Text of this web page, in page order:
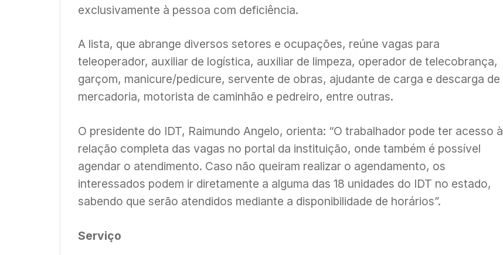
exclusivamente à pessoa com deficiência.
A lista, que abrange diversos setores e ocupações, reúne vagas para
teleoperador, auxiliar de logística, auxiliar de limpeza, operador de telecobrança,
garçom, manicure/pedicure, servente de obras, ajudante de carga e descarga de
mercadoria, motorista de caminhão e pedreiro, entre outras.
O presidente do IDT, Raimundo Angelo, orienta: “O trabalhador pode ter acesso à
relação completa das vagas no portal da instituição, onde também é possível
agendar o atendimento. Caso não queiram realizar o agendamento, os
interessados podem ir diretamente a alguma das 18 unidades do IDT no estado,
sabendo que serão atendidos mediante a disponibilidade de horários”.
Serviço